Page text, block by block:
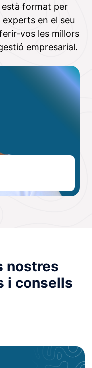
està format per
en el seu
vos les millors
empresarial.
nostres
i consells